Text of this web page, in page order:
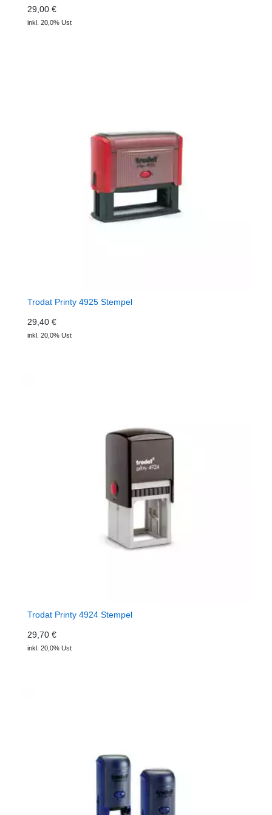
29,00 €
inkl. 20,0% Ust
Trodat Printy 4925 Stempel
29,40 €
inkl. 20,0% Ust
Trodat Printy 4924 Stempel
29,70 €
inkl. 20,0% Ust